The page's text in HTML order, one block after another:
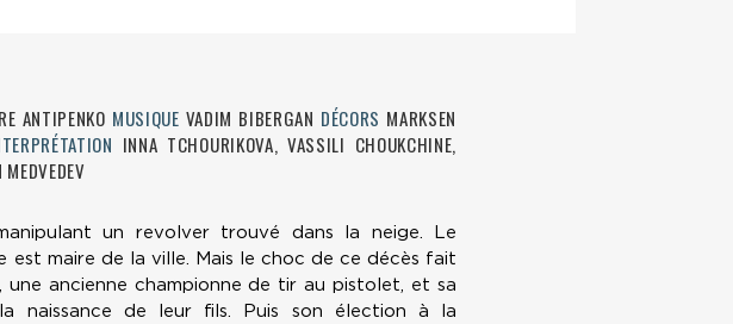
ANTIPENKO MUSIQUE VADIM BIBERGAN DÉCORS MARKSEN
INNA TCHOURIKOVA, VASSILI CHOUKCHINE,
un revolver trouvé dans la neige. Le
est maire de la ville. Mais le choc de ce décès fait
ancienne championne de tir au pistolet, et sa
naissance de leur fils. Puis son élection à la